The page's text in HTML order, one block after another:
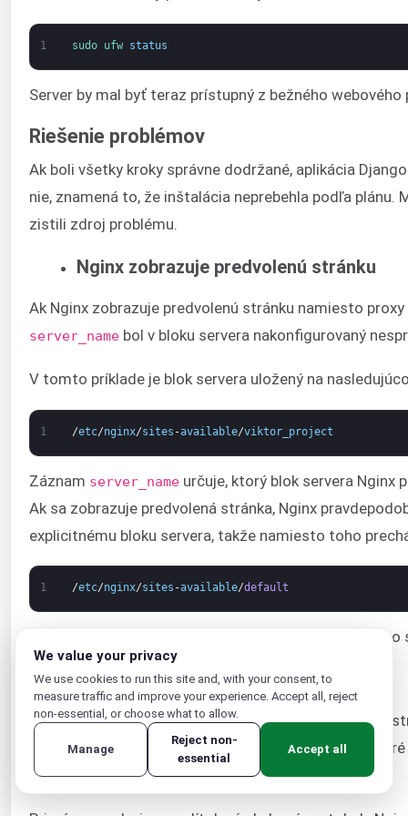
1 sudo ufw status
Server by mal byť teraz prístupný z bežného webového
Riešenie problémov
Ak boli všetky kroky správne dodržané, aplikácia
nie, znamená to, že inštalácia neprebehla podľa plánu.
zistili zdroj problému.
Nginx zobrazuje predvolenú stránku
Ak Nginx zobrazuje predvolenú stránku namiesto
server_name bol v bloku servera nakonfigurovaný
V tomto príklade je blok servera uložený na
1 /etc/nginx/sites -available/viktor_project
Záznam server_name určuje, ktorý blok servera Nginx
Ak sa zobrazuje predvolená stránka, Nginx
explicitnému bloku servera, takže namiesto toho
1 /etc/nginx/sites -available/default
Skontrolujte, či má blok servera vášho projektu Django
502 Bad Gateway
Chyba 502 indikuje, že Nginx nedokázal úspešne
široká škála možných problémov s konfiguráciou,
správne vyriešenie problému potrebujeme vodítka.
We value your privacy
We use cookies to run this site and, with your consent, to
measure traffic and improve your experience. Accept all, reject
non-essential, or choose what to allow.
Manage
Reject non-
essential
Accept all